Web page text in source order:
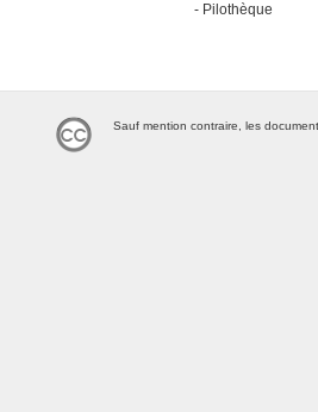
Pilothèque
Sauf mention contraire, les